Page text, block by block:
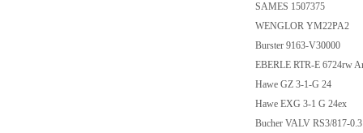
SAMES 1507375
WENGLOR YM22PA2
Burster 9163-V30000
EBERLE RTR-E 6724rw
Hawe GZ 3-1-G 24
Hawe EXG 3-1 G 24ex
Bucher VALV RS3/817-